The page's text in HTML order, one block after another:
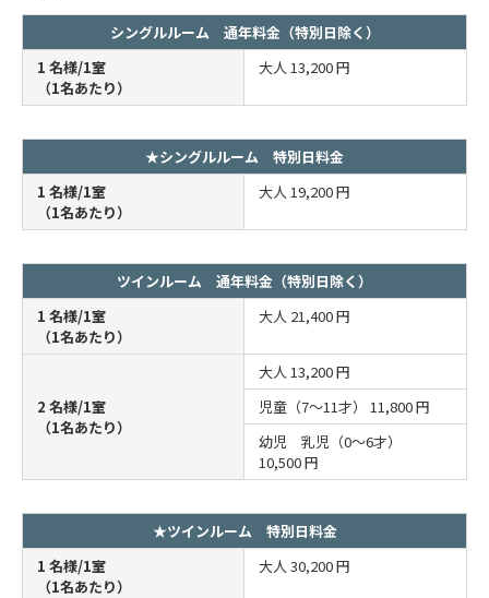
シングルルーム 通年料金（特別日除く）
1 名様/1室
（1名あたり）
大人 13,200 円
★シングルルーム 特別日料金
1 名様/1室
（1名あたり）
大人 19,200 円
ツインルーム 通年料金（特別日除く）
1 名様/1室
（1名あたり）
大人 21,400 円
2 名様/1室
（1名あたり）
大人 13,200 円
児童（7～11才） 11,800 円
幼児 乳児（0～6才）
10,500 円
★ツインルーム 特別日料金
1 名様/1室
（1名あたり）
大人 30,200 円